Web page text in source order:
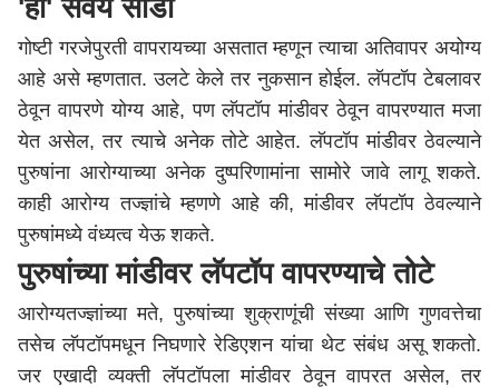
'ही' सवय सोडा
गोष्टी गरजेपुरती वापरायच्या असतात म्हणून त्याचा अतिवापर अयोग्य
आहे असे म्हणतात. उलटे केले तर नुकसान होईल. लॅपटॉप टेबलावर
ठेवून वापरणे योग्य आहे, पण लॅपटॉप मांडीवर ठेवून वापरण्यात मजा
येत असेल, तर त्याचे अनेक तोटे आहेत. लॅपटॉप मांडीवर ठेवल्याने
पुरुषांना आरोग्याच्या अनेक दुष्परिणामांना सामोरे जावे लागू शकते.
काही आरोग्य तज्ज्ञांचे म्हणणे आहे की, मांडीवर लॅपटॉप ठेवल्याने
पुरुषांमध्ये वंध्यत्व येऊ शकते.
पुरुषांच्या मांडीवर लॅपटॉप वापरण्याचे तोटे
आरोग्यतज्ज्ञांच्या मते, पुरुषांच्या शुक्राणूंची संख्या आणि गुणवत्तेचा
तसेच लॅपटॉपमधून निघणारे रेडिएशन यांचा थेट संबंध असू शकतो.
जर एखादी व्यक्ती लॅपटॉपला मांडीवर ठेवून वापरत असेल, तर